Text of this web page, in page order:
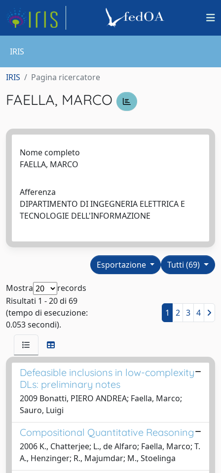
IRIS
IRIS Pagina ricercatore
FAELLA, MARCO
Nome completo
FAELLA, MARCO
Afferenza
DIPARTIMENTO DI INGEGNERIA ELETTRICA E
TECNOLOGIE DELL'INFORMAZIONE
Tutti (69)
Esportazione
Mostra
records
Risultati 1 - 20 di 69
(tempo di esecuzione:
0.053 secondi).
1 2 3 4
Defeasible inclusions in low-complexity
DLs: preliminary notes
2009 Bonatti, PIERO ANDREA; Faella, Marco;
Sauro, Luigi
Compositional Quantitative Reasoning
2006 K., Chatterjee; L., de Alfaro; Faella, Marco; T.
A., Henzinger; R., Majumdar; M., Stoelinga